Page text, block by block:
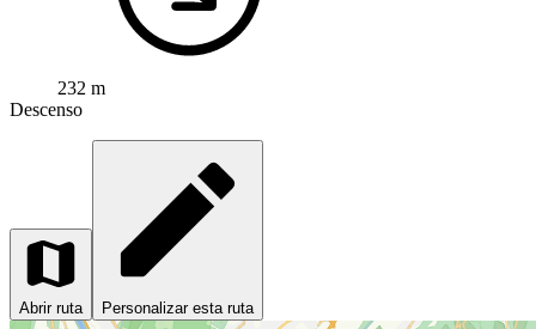
232 m
Descenso
Abrir ruta Personalizar esta ruta